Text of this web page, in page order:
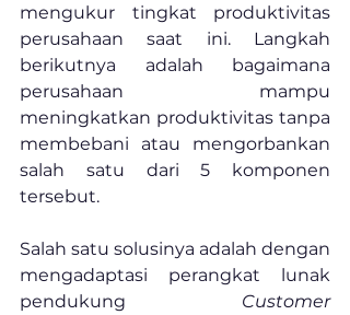
mengukur tingkat produktivitas
perusahaan saat ini. Langkah
berikutnya adalah bagaimana
perusahaan mampu
meningkatkan produktivitas tanpa
membebani atau mengorbankan
salah satu dari 5 komponen
tersebut.
Salah satu solusinya adalah dengan
mengadaptasi perangkat lunak
pendukung Customer